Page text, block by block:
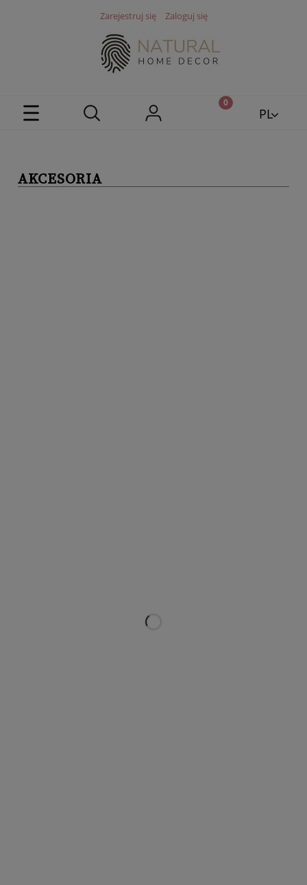
Zarejestruj się Zaloguj się
PL
AKCESORIA